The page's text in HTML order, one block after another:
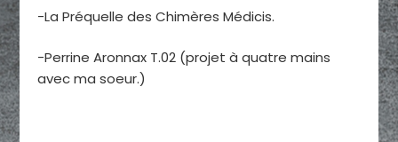
-La Préquelle des Chimères Médicis.
-Perrine Aronnax T.02 (projet à quatre mains
avec ma soeur.)